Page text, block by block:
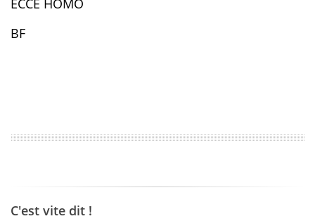
ECCE HOMO
BF
C'est vite dit !